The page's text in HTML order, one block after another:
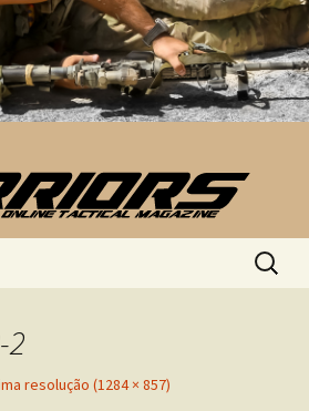
por:
2
resolução (1284 × 857)